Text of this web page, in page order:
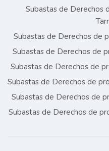
Subastas de Derechos
Subastas de Derechos de
Subastas de Derechos de
Subastas de Derechos de
Subastas de Derechos de
Subastas de Derechos de
Subastas de Derechos de